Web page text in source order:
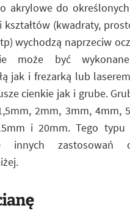
akrylowe do
kształtów (kwadraty,
wychodzą naprzeciw
może być
jak i frezarką lub
cienkie jak i grube.
2mm, 3mm, 4mm,
i 20mm. Tego typu
innych zastosowań